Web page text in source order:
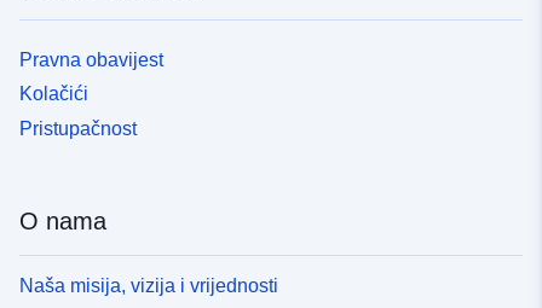
Pravna obavijest
Kolačići
Pristupačnost
O nama
Naša misija, vizija i vrijednosti